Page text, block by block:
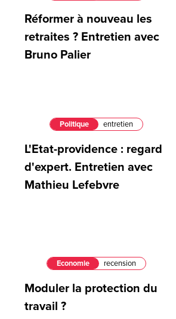
Réformer à nouveau les
retraites ? Entretien avec
Bruno Palier
Politique entretien
L'Etat-providence : regard
d'expert. Entretien avec
Mathieu Lefebvre
Economie recension
Moduler la protection du
travail ?